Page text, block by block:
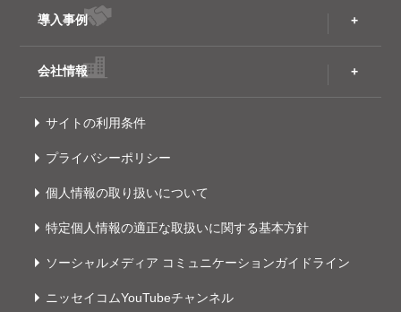
導入事例
会社情報
サイトの利用条件
プライバシーポリシー
個人情報の取り扱いについて
特定個人情報の適正な取扱いに関する基本方針
ソーシャルメディア コミュニケーションガイドライン
ニッセイコムYouTubeチャンネル